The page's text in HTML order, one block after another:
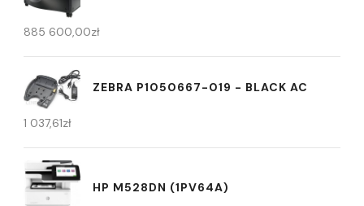
885 600,00zł
ZEBRA P1050667-019 - BLACK AC
1 037,61zł
HP M528DN (1PV64A)